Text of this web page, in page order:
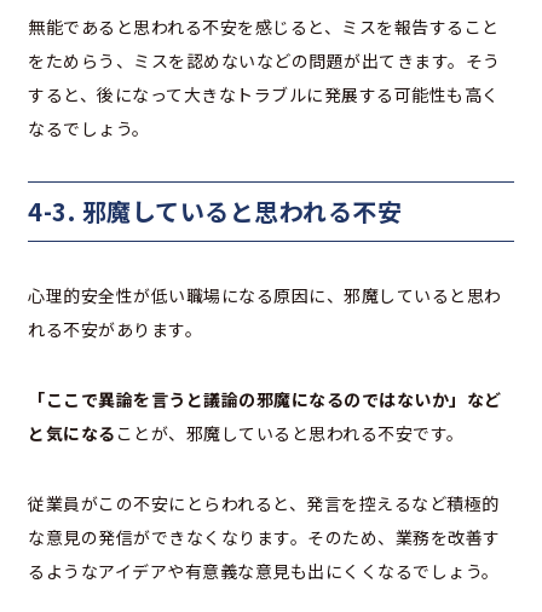
無能であると思われる不安を感じると、ミスを報告すること
をためらう、ミスを認めないなどの問題が出てきます。そう
すると、後になって大きなトラブルに発展する可能性も高く
なるでしょう。
4-3. 邪魔していると思われる不安
心理的安全性が低い職場になる原因に、邪魔していると思わ
れる不安があります。
「ここで異論を言うと議論の邪魔になるのではないか」など
と気になる ことが、邪魔していると思われる不安です。
従業員がこの不安にとらわれると、発言を控えるなど積極的
な意見の発信ができなくなります。そのため、業務を改善す
るようなアイデアや有意義な意見も出にくくなるでしょう。